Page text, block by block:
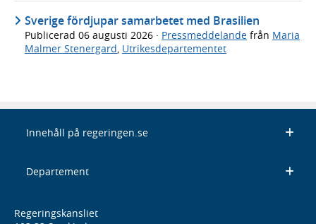
Sverige fördjupar samarbetet med Brasilien
Publicerad 06 augusti 2026 · Pressmeddelande från Maria
Malmer Stenergard Utrikesdepartementet
Innehåll på regeringen.se
Departement
Regeringskansliet